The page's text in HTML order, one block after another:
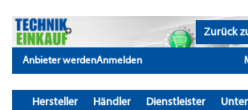
Zurück
Anbieter werdenAnmelden
Hersteller Händler Dienstleister